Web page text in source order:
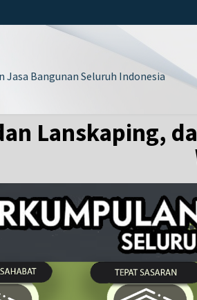
Jasa Bangunan Seluruh Indonesia
Lanskaping,